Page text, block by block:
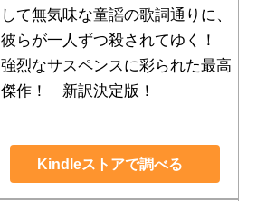
して無気味な童謡の歌詞通りに、
彼らが一人ずつ殺されてゆく！
強烈なサスペンスに彩られた最高
傑作！ 新訳決定版！
Kindleストアで調べる